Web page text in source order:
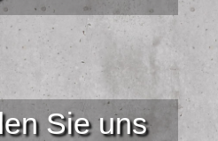
Sie uns